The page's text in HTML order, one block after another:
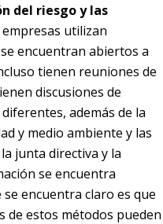
del riesgo y las
utilizan
encuentran abiertos a
tienen reuniones de
discusiones de
además de la
y medio ambiente y las
junta directiva y la
se encuentra
se encuentra claro es que
de estos métodos pueden